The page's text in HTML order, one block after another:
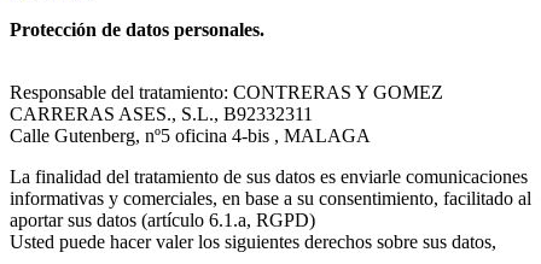
Protección de datos personales.
Responsable del tratamiento: CONTRERAS Y GOMEZ
CARRERAS ASES., S.L., B92332311
Calle Gutenberg, nº5 oficina 4-bis , MALAGA
La finalidad del tratamiento de sus datos es enviarle comunicaciones
informativas y comerciales, en base a su consentimiento, facilitado al
aportar sus datos (artículo 6.1.a, RGPD)
Usted puede hacer valer los siguientes derechos sobre sus datos,